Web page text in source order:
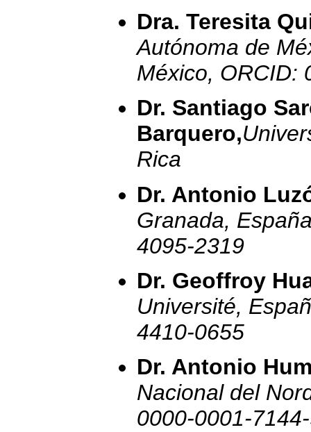
Dra. Teresita
Autónoma de
México, ORCID:
Dr. Santiago
Barquero,
Rica
Dr. Antonio
Granada,
4095-2319
Dr. Geoffroy
Université,
4410-0655
Dr. Antonio
Nacional del
0000-0001-